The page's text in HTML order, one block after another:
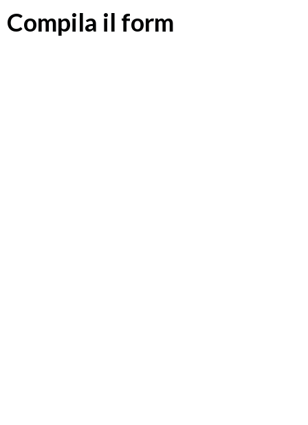
Compila il form